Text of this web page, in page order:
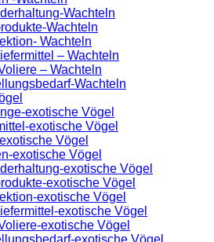
Wachteln
Wachteln
Wachteln
– Wachteln
– Wachteln
Wachteln
exotische Vögel
exotische Vögel
Vögel
exotische Vögel
exotische Vögel
exotische Vögel
exotische Vögel
exotische Vögel
exotische Vögel